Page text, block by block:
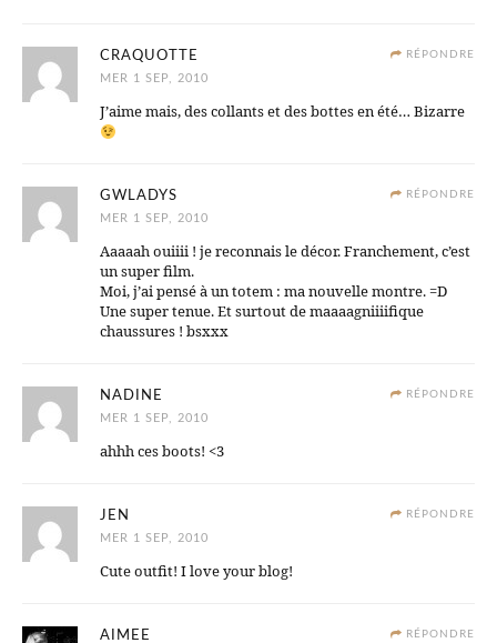
RÉPONDRE
CRAQUOTTE
MER 1 SEP, 2010
J’aime mais, des collants et des bottes en été… Bizarre
RÉPONDRE
GWLADYS
MER 1 SEP, 2010
Aaaaah ouiiii ! je reconnais le décor. Franchement, c’est
un super film.
Moi, j’ai pensé à un totem : ma nouvelle montre. =D
Une super tenue. Et surtout de maaaagniiiifique
chaussures ! bsxxx
RÉPONDRE
NADINE
MER 1 SEP, 2010
ahhh ces boots! <3
RÉPONDRE
JEN
MER 1 SEP, 2010
Cute outfit! I love your blog!
RÉPONDRE
AIMEE